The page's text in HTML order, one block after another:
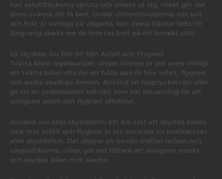
kan asfaltfläckarna spruta och smeta ut sig, vilket gör det
ännu svårare att få bort. Under vintermånaderna, när salt
och fukt är vanliga på vägarna, kan dessa fläckar leda till
långvarig skada om de inte tas bort på ett korrekt sätt.
Så Skyddar Du Din Bil från Asfalt och Flygrost
Tvätta bilen regelbundet: Under vintern är det extra viktigt
att tvätta bilen ofta för att hålla den fri från asfalt, flygrost
och andra skadliga ämnen. Använd en högtryckstvätt eller
gå till en professionell biltvätt som har utrustning för att
avlägsna asfalt och flygrost effektivt.
Använd vax eller skyddsfilm: Ett bra sätt att skydda bilens
lack mot asfalt och flygrost är att använda en kvalitetsvax
eller skyddsfilm. Det skapar en barriär mellan lacken och
vägpartiklarna, vilket gör det lättare att avlägsna smuts
och skydda bilen mot skador.